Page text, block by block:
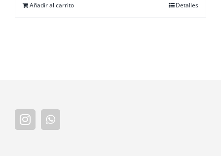
Añadir al carrito Detalles